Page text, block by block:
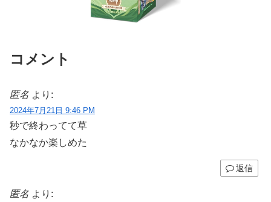
コメント
匿名 より:
2024年7月21日 9:46 PM
秒で終わってて草
なかなか楽しめた
返信
匿名 より: